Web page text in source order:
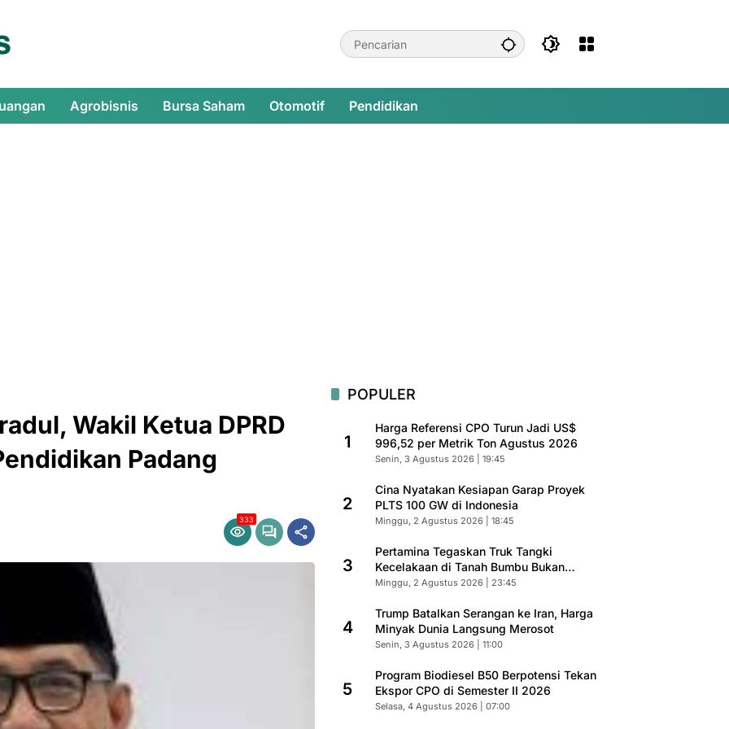
Agrobisnis Bursa Saham Otomotif Pendidikan
Wakil Ketua DPRD
Padang
333
POPULER
1
Harga Referensi CPO Turun Jadi US$
996,52 per Metrik Ton Agustus 2026
Senin, 3 Agustus 2026 | 19:45
2
Cina Nyatakan Kesiapan Garap Proyek
PLTS 100 GW di Indonesia
Minggu, 2 Agustus 2026 | 18:45
3
Pertamina Tegaskan Truk Tangki
Kecelakaan di Tanah Bumbu Bukan
Armada Resmi
Minggu, 2 Agustus 2026 | 23:45
4
Trump Batalkan Serangan ke Iran, Harga
Minyak Dunia Langsung Merosot
Senin, 3 Agustus 2026 | 11:00
5
Program Biodiesel B50 Berpotensi Tekan
Ekspor CPO di Semester II 2026
Selasa, 4 Agustus 2026 | 07:00